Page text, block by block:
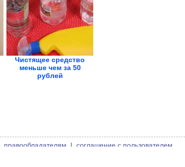
Чистящее средство
меньше чем за 50
рублей
правообладателям | соглашение с пользователем